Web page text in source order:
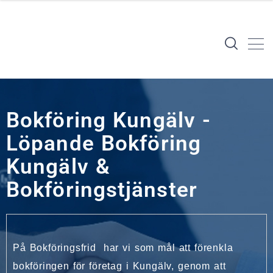
Bokföring Kungälv -
Löpande Bokföring
Kungälv &
Bokföringstjänster
På Bokföringsfrid har vi som mål att förenkla
bokföringen för företag i Kungälv, genom att